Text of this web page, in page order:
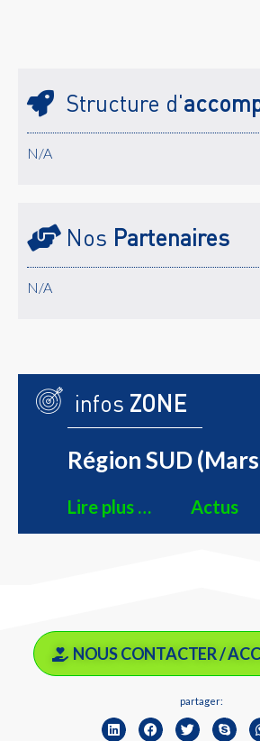
Structure d'
N/A
Nos Partenaires
N/A
infos ZONE
Région SUD
Lire plus … Actus
NOUS CONTACTER /
partager: